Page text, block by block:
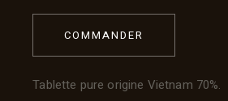
COMMANDER
Tablette pure origine Vietnam 70%.